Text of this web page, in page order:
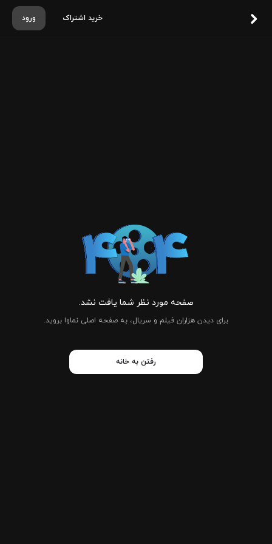
ورود خرید اشتراک
صفحه مورد نظر شما یافت نشد.
برای دیدن هزاران فیلم و سریال، به صفحه اصلی نماوا بروید.
رفتن به خانه